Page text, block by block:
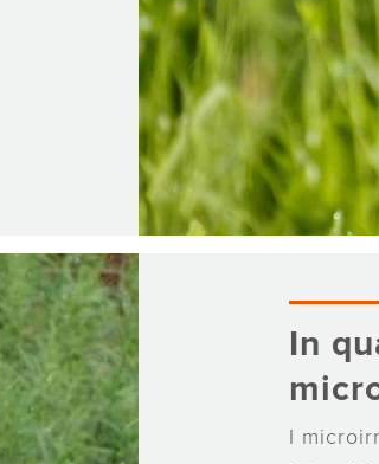
In
I